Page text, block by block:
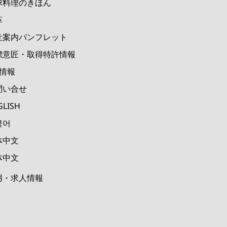
料理のきほん
案内パンフレット
意匠・取得特許情報
報
い合せ
어
中文
中文
・求人情報